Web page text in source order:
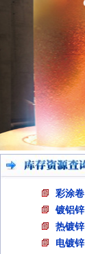
彩涂卷
镀铝锌
热镀锌
电镀锌